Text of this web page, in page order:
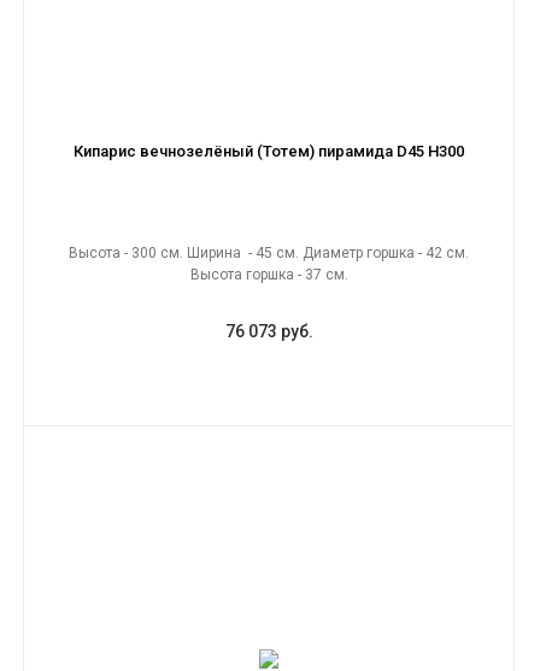
Кипарис вечнозелёный (Тотем) пирамида D45 H300
Высота - 300 см. Ширина - 45 см. Диаметр горшка - 42 см.
Высота горшка - 37 см.
76 073 руб.